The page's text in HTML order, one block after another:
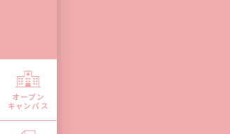
オープン
キャンパス